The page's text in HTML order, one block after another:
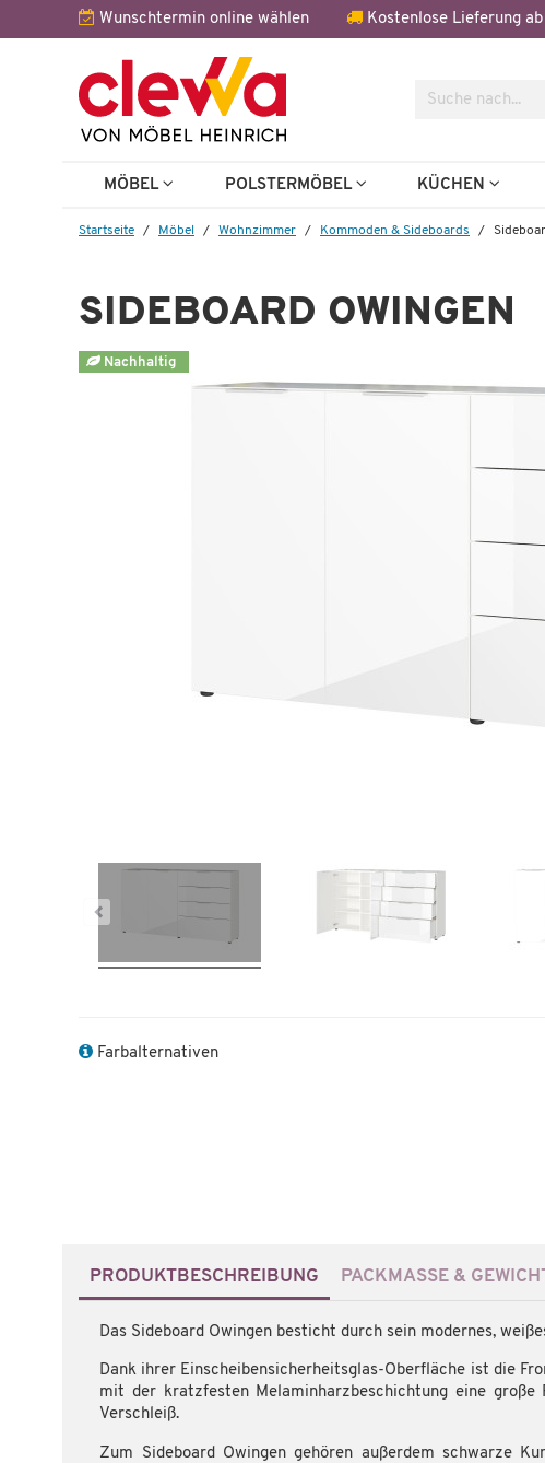
Wunschtermin online wählen Kostenlose Lieferung
Suche
MÖBEL POLSTERMÖBEL KÜCHEN
Startseite Möbel Wohnzimmer Kommoden & Sideboards
SIDEBOARD OWINGEN
Nachhaltig
Farbalternativen
Sideboard
PRODUKTBESCHREIBUNG PACKMASSE & GEWICHT
Das Sideboard Owingen besticht durch sein modernes,
Dank ihrer Einscheibensicherheitsglas-Oberfläche ist die
mit der kratzfesten Melaminharzbeschichtung eine
Verschleiß.
Zum Sideboard Owingen gehören außerdem schwarze